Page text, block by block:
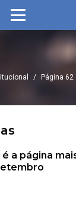
/ Página 62
a página